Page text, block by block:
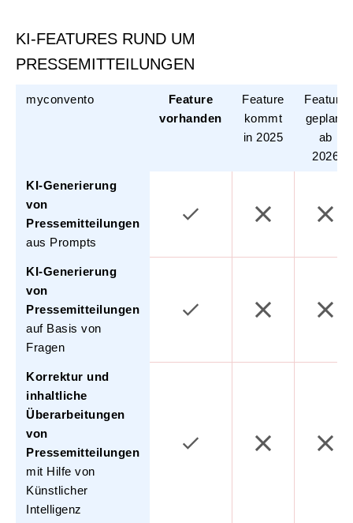
KI-FEATURES RUND UM
PRESSEMITTEILUNGEN
myconvento
Feature
vorhanden
Feature
kommt
in 2025
Feature
geplant
ab
2026
KI-Generierung
von
Pressemitteilungen
aus Prompts
KI-Generierung
von
Pressemitteilungen
auf Basis von
Fragen
Korrektur und
inhaltliche
Überarbeitungen
von
Pressemitteilungen
mit Hilfe von
Künstlicher
Intelligenz